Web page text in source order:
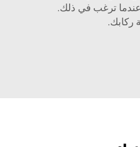
عندما ترغب في ذلك.
ركابك.